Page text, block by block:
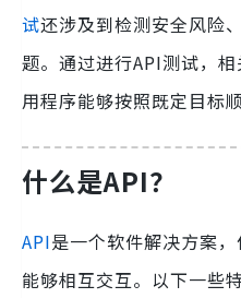
试还涉及到检测安全风险
题。通过进行API测试，
用程序能够按照既定目标
什么是API？
API是一个软件解决方案
能够相互交互。以下一些